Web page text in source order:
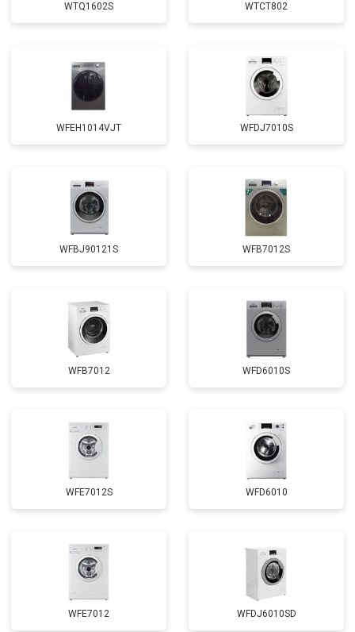
Замена подшипников от 2800 ₽ Заказать
Замена мотора от 3800 ₽ Заказать
от 2200 ₽ Заказать
Замена ТЭН от 2300 ₽ Заказать
Замена блока управления от 3600 ₽ Заказать
Замена прессостата от 3350 ₽ Заказать
Замена сливного насоса от 3450 ₽
Замена сливного шланга от 2100 ₽ Заказать
Замена УБЛ от 2100 ₽ Заказать
Замена приводного ремня от 2550 ₽ Заказать
WTQ1602S WTCT802
WFEH1014VJT WFDJ7010S
WFBJ90121S WFB7012S
WFB7012 WFD6010S
WFE7012S WFD6010
WFE7012 WFDJ6010SD